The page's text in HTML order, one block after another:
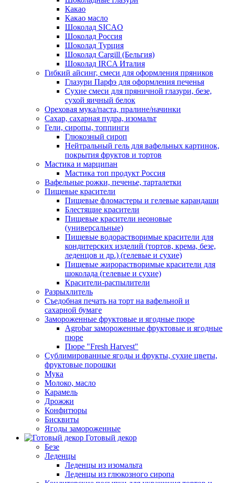
Какао
Какао масло
Шоколад SICAO
Шоколад Россия
Шоколад Турция
Шоколад Cargill (Бельгия)
Шоколад IRCA Италия
Гибкий айсинг, смеси для оформления пряников
Глазури Парфэ для оформления печенья
Сухие смеси для пряничной глазури, безе,
сухой яичный белок
Ореховая мука/паста, пралине/начинки
Сахар, сахарная пудра, изомальт
Гели, сиропы, топпинги
Глюкозный сироп
Нейтральный гель для вафельных картинок,
покрытия фруктов и тортов
Мастика и марципан
Мастика топ продукт Россия
Вафельные рожки, печенье, тарталетки
Пищевые красители
Пищевые фломастеры и гелевые карандаши
Блестящие красители
Пищевые красители неоновые
(универсальные)
Пищевые водорастворимые красители для
кондитерских изделий (тортов, крема, безе,
леденцов и др.) (гелевые и сухие)
Пищевые жирорастворимые красители для
шоколада (гелевые и сухие)
Красители-распылители
Разрыхлитель
Съедобная печать на торт на вафельной и
сахарной бумаге
Замороженные фруктовые и ягодные пюре
Agrobar замороженные фруктовые и ягодные
пюре
Пюре "Fresh Harvest"
Сублимированные ягоды и фрукты, сухие цветы,
фруктовые порошки
Мука
Молоко, масло
Карамель
Дрожжи
Конфитюры
Бисквиты
Ягоды замороженные
Готовый декор
Безе
Леденцы
Леденцы из изомальта
Леденцы из глюкозного сиропа